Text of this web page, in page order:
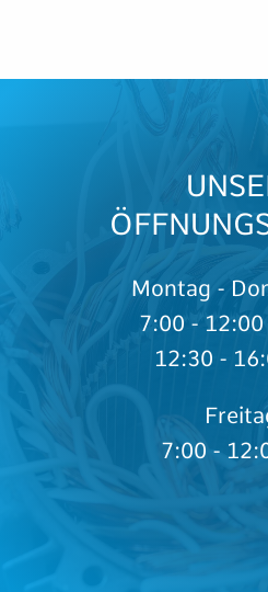
Montag -
7:00 -
12:30 -
7:00 -